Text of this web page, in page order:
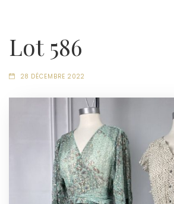
Lot 586
28 DÉCEMBRE 2022